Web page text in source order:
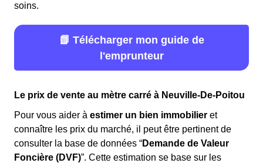
soins.
📗 Télécharger mon guide de
l'emprunteur
Le prix de vente au mètre carré à Neuville-De-Poitou
Pour vous aider à estimer un bien immobilier et
connaître les prix du marché, il peut être pertinent de
consulter la base de données “Demande de Valeur
Foncière (DVF)”. Cette estimation se base sur les